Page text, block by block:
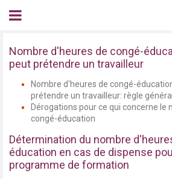
Nombre d'heures de congé-
peut prétendre un travailleur
Nombre d'heures de congé-
prétendre un travailleur: règle
Dérogations pour ce qui concerne le
congé-éducation
Détermination du nombre
éducation en cas de dispense
programme de formation